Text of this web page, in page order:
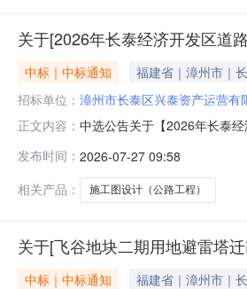
关于[2026年长泰经济开发区道
中标｜中标通知 福建省｜漳州市｜
招标单位： 漳州市长泰区兴泰资产运营有
正文内容： 中选公告关于【2026年长泰
2026-07-2514:24服务事项：
发布时间： 2026-07-27 09:58
相关产品：
施工图设计（公路工程）
关于[飞谷地块二期用地避雷塔
中标｜中标通知 福建省｜漳州市｜